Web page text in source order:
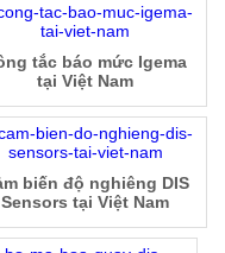
tắc báo mức Igema
tại Việt Nam
biến độ nghiêng DIS
Sensors tại Việt Nam